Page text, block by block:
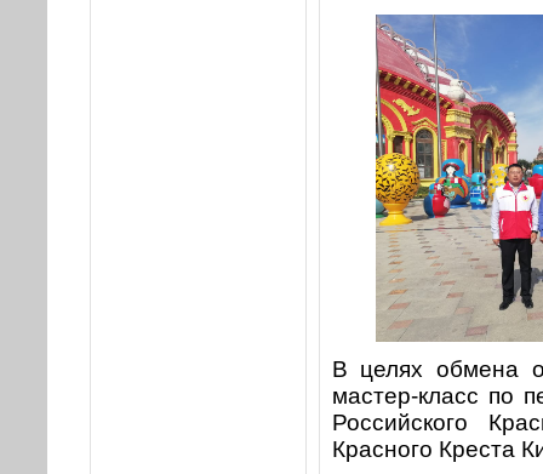
В целях обмена
мастер-класс по
Российского
Красного Креста